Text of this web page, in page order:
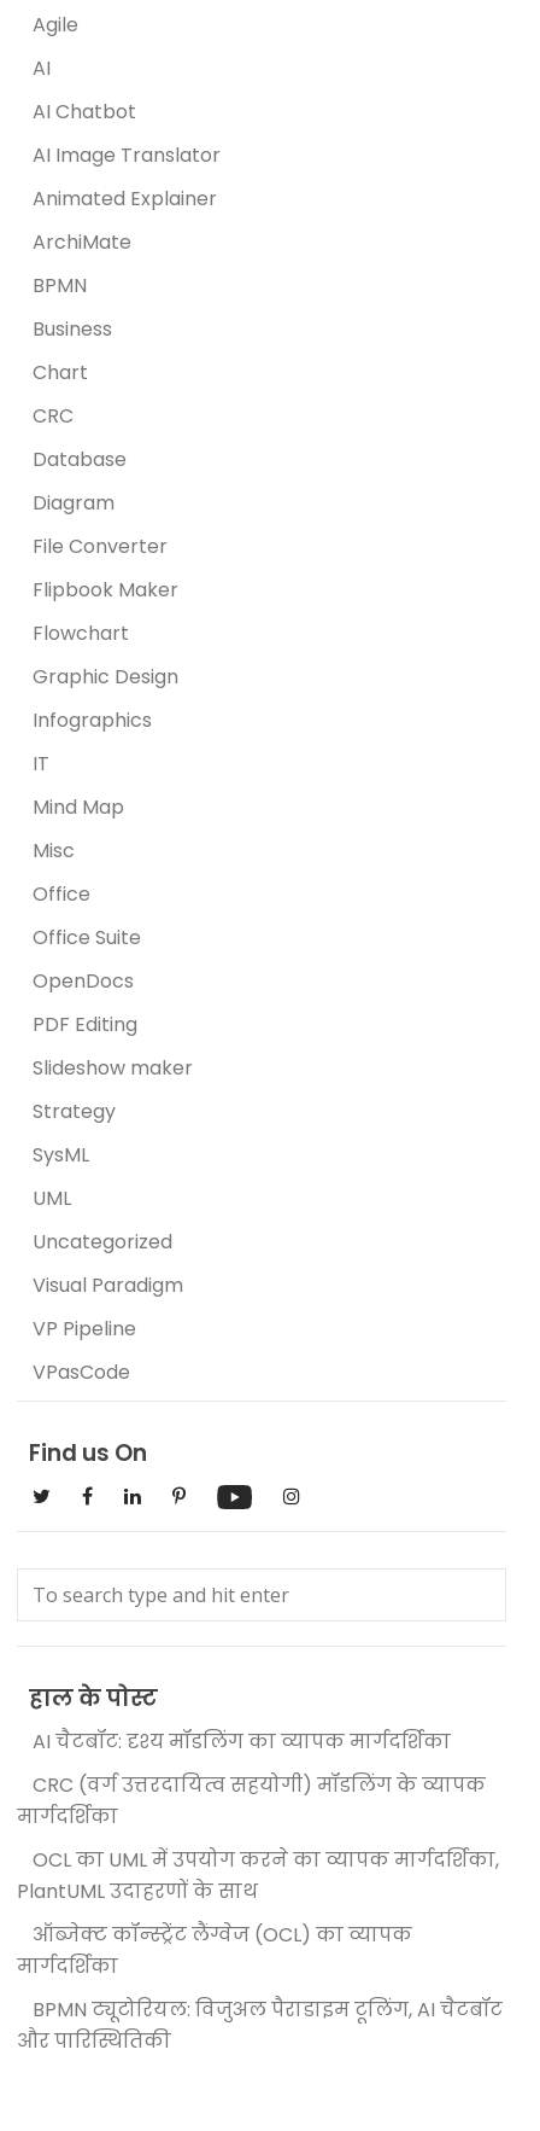
Agile
AI
AI Chatbot
AI Image Translator
Animated Explainer
ArchiMate
BPMN
Business
Chart
CRC
Database
Diagram
File Converter
Flipbook Maker
Flowchart
Graphic Design
Infographics
IT
Mind Map
Misc
Office
Office Suite
OpenDocs
PDF Editing
Slideshow maker
Strategy
SysML
UML
Uncategorized
Visual Paradigm
VP Pipeline
VPasCode
Find us On
हाल के पोस्ट
AI चैटबॉट: दृश्य मॉडलिंग का व्यापक मार्गदर्शिका
CRC (वर्ग उत्तरदायित्व सहयोगी) मॉडलिंग के व्यापक
मार्गदर्शिका
OCL का UML में उपयोग करने का व्यापक मार्गदर्शिका,
PlantUML उदाहरणों के साथ
ऑब्जेक्ट कॉन्स्ट्रेंट लैंग्वेज (OCL) का व्यापक
मार्गदर्शिका
BPMN ट्यूटोरियल: विजुअल पैराडाइम टूलिंग, AI चैटबॉट
और पारिस्थितिकी